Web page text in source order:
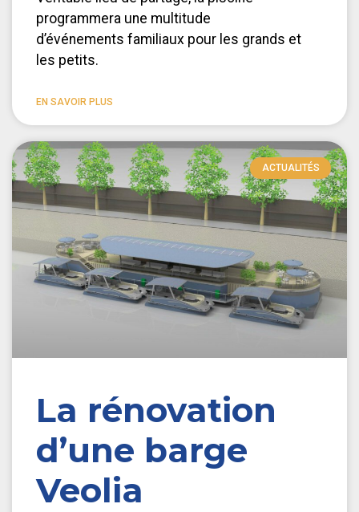
programmera une multitude
d’événements familiaux pour les grands et
les petits.
EN SAVOIR PLUS
ACTUALITÉS
La rénovation
d’une barge
Veolia